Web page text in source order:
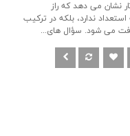
نشان می دهد که راز
ندارد، بلکه در ترکیب
می شود. سؤال های...